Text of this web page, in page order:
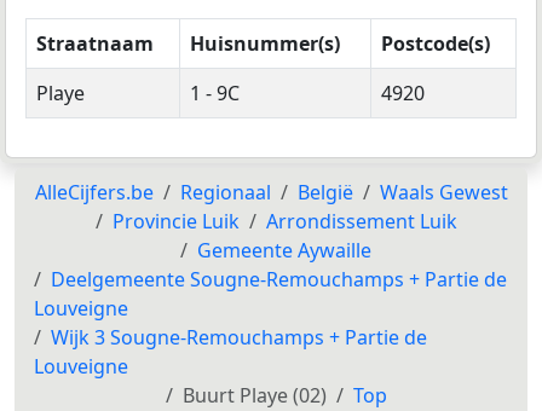
Straatnaam Huisnummer(s)
Postcode(s)
Playe
1 - 9C 4920
AlleCijfers.be Regionaal België
Waals Gewest
Provincie Luik
Arrondissement Luik
Gemeente Aywaille
Deelgemeente Sougne-Remouchamps + Partie de
Louveigne
Wijk 3 Sougne-Remouchamps + Partie de
Louveigne
Buurt Playe (02)
Top